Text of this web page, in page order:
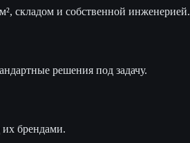
складом и собственной инженерией.
решения под задачу.
брендами.